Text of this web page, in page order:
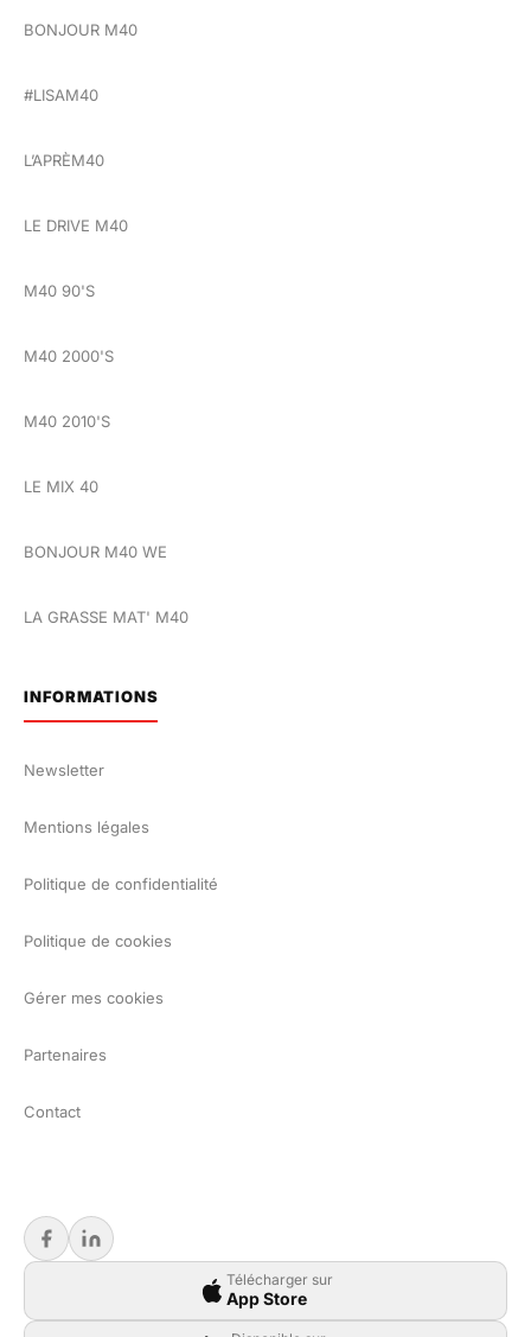
BONJOUR M40
#LISAM40
L’APRÈM40
LE DRIVE M40
M40 90'S
M40 2000'S
M40 2010'S
LE MIX 40
BONJOUR M40 WE
LA GRASSE MAT' M40
INFORMATIONS
Newsletter
Mentions légales
Politique de confidentialité
Politique de cookies
Gérer mes cookies
Partenaires
Contact
Télécharger sur
App Store